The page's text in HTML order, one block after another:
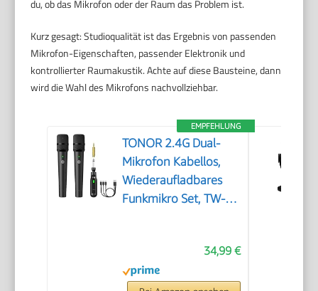
du, ob das Mikrofon oder der Raum das Problem ist.
Kurz gesagt: Studioqualität ist das Ergebnis von passenden
Mikrofon-Eigenschaften, passender Elektronik und
kontrollierter Raumakustik. Achte auf diese Bausteine, dann
wird die Wahl des Mikrofons nachvollziehbar.
EMPFEHLUNG
TONOR 2.4G Dual-
Mikrofon Kabellos,
Wiederaufladbares
Funkmikro Set, TW-
34,99 €